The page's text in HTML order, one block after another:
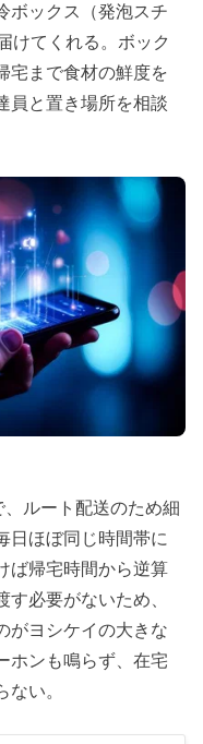
ボックス（発泡スチ
けてくれる。ボック
宅まで食材の鮮度を
員と置き場所を相談
ルート配送のため細
日ほぼ同じ時間帯に
ば帰宅時間から逆算
必要がないため、
がヨシケイの大きな
ホンも鳴らず、在宅
い。